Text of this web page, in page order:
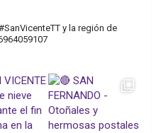
y la región de